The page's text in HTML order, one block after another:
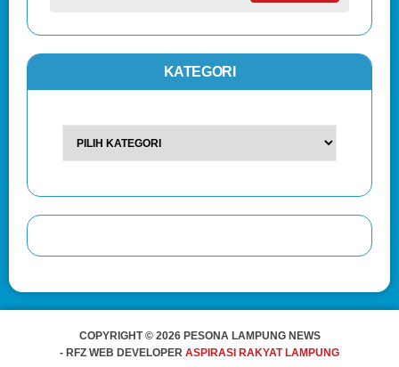
KATEGORI
COPYRIGHT © 2026 PESONA LAMPUNG NEWS
- RFZ WEB DEVELOPER ASPIRASI RAKYAT LAMPUNG